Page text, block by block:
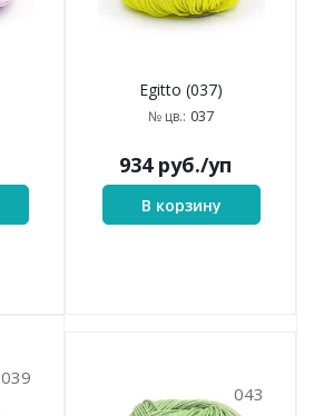
Egitto (037)
№ цв.: 037
934руб./уп
В корзину
039
043